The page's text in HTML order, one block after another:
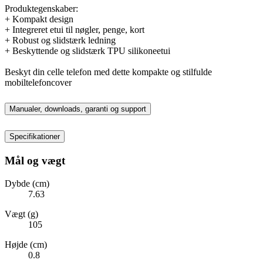
Produktegenskaber:
+ Kompakt design
+ Integreret etui til nøgler, penge, kort
+ Robust og slidstærk ledning
+ Beskyttende og slidstærk TPU silikoneetui
Beskyt din celle telefon med dette kompakte og stilfulde
mobiltelefoncover
Manualer, downloads, garanti og support
Specifikationer
Mål og vægt
Dybde (cm)
7.63
Vægt (g)
105
Højde (cm)
0.8